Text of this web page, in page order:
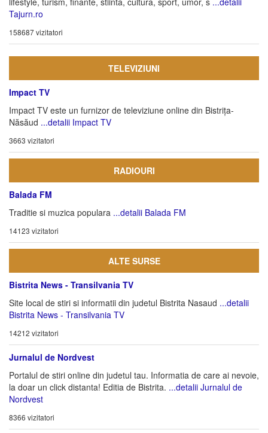
Tajurn.ro
158687 vizitatori
TELEVIZIUNI
Impact TV
Impact TV este un furnizor de televiziune online din Bistrița-
Năsăud ...detalii Impact TV
3663 vizitatori
RADIOURI
Balada FM
Traditie si muzica populara ...detalii Balada FM
14123 vizitatori
ALTE SURSE
Bistrita News - Transilvania TV
Site local de stiri si informatii din judetul Bistrita Nasaud ...detalii
Bistrita News - Transilvania TV
14212 vizitatori
Jurnalul de Nordvest
Portalul de stiri online din judetul tau. Informatia de care ai nevoie,
la doar un click distanta! Editia de Bistrita. ...detalii Jurnalul de
Nordvest
8366 vizitatori